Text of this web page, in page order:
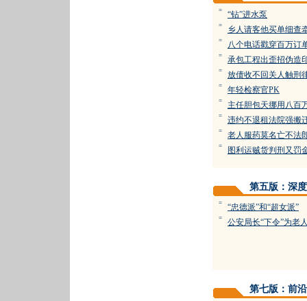
= “钻”进水泵
= 乡人请客他买单细查
= 八个电话戳穿百万订
= 承包工程出歪招伪造
= 放债收不回关人触刑
= 年轻检察官PK
= 主任胆包天挪用八百
= 违约不退租法院强搬
= 老人服药莫名亡不法
= 图利运贼货判刑又罚
第五版：深度
= “忠德派”和“超女派”
= 公安局长“下令”为老
第七版：前沿